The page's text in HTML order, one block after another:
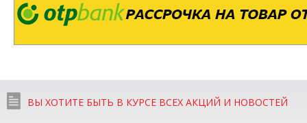
ВЫ ХОТИТЕ БЫТЬ В КУРСЕ ВСЕХ АКЦИЙ И НОВОСТЕЙ